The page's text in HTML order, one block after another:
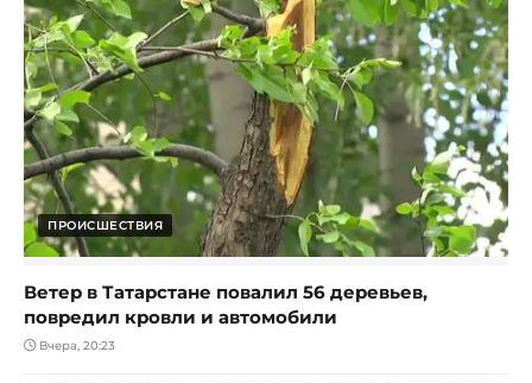
ПРОИСШЕСТВИЯ
Ветер в Татарстане повалил 56 деревьев,
повредил кровли и автомобили
Вчера, 20:23